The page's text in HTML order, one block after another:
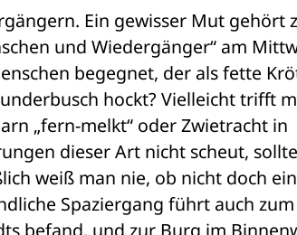
Ein gewisser Mut gehört
und Wiedergänger“ am
begegnet, der als fette
hockt? Vielleicht trifft
„fern-melkt“ oder Zwietracht in
dieser Art nicht scheut,
weiß man nie, ob nicht doch ein
Spaziergang führt auch zum
befand, und zur Burg im